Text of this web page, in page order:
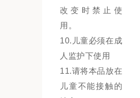
改变时禁止使
用。
10.儿童必须在成
人监护下使用
11.请将本品放在
儿童不能接触的